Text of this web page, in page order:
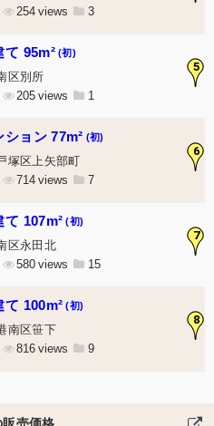
254 3
5
て 95m² (初)
区別所
205 1
6
ョン 77m² (初)
塚区上矢部町
714 7
7
107m² (初)
区永田北
580 15
8
100m² (初)
南区笹下
816 9